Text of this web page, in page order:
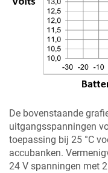
De bovenstaande
uitgangsspanningen
toepassing bij 25 °C
accubanken.
24 V spanningen met